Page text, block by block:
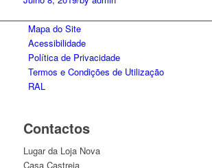
Mapa do Site
Acessibilidade
Política de Privacidade
Termos e Condições de Utilização
RAL
Contactos
Lugar da Loja Nova
Casa Castreja